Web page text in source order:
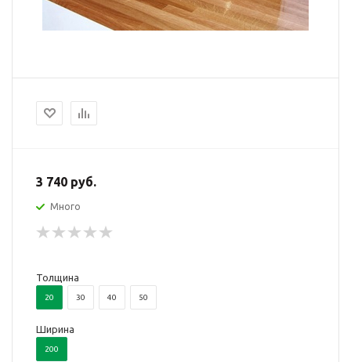
3 740 руб.
Много
Толщина
20 30 40 50
Ширина
200